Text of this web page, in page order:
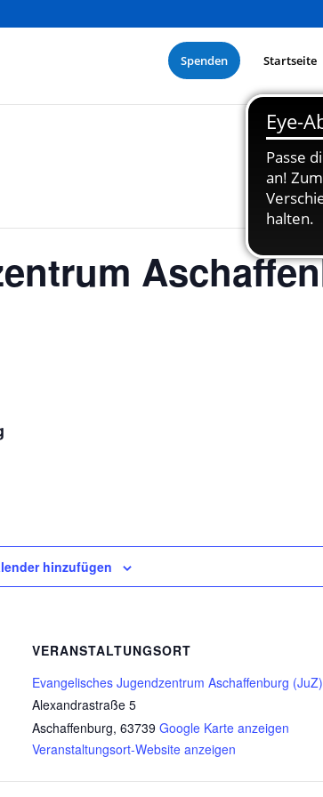
Spenden Startseite
hinzufügen
VERANSTALTUNGSORT
Evangelisches Jugendzentrum Aschaffenburg (JuZ)
Alexandrastraße 5
Aschaffenburg, 63739 Google Karte anzeigen
Veranstaltungsort-Website anzeigen